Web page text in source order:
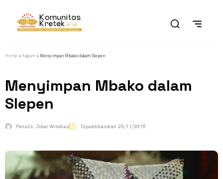
Home » Ragam » Menyimpan Mbako dalam Slepen
Menyimpan Mbako dalam
Slepen
Penulis: Jibal Windiaz Dipublikasikan 25/11/2015